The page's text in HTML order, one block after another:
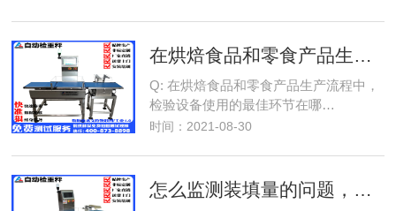
在烘焙食品和零食产品生产流程中，检验设备使用的最佳环节在哪里？
Q: 在烘焙食品和零食产品生产流程中，
检验设备使用的最佳环节在哪…
时间：2021-08-30
怎么监测装填量的问题，自动